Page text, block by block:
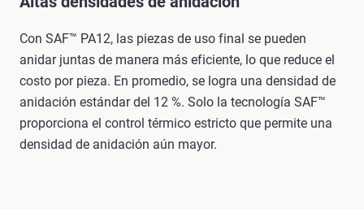
Con SAF™ PA12, las piezas de uso final se pueden
anidar juntas de manera más eficiente, lo que reduce el
costo por pieza. En promedio, se logra una densidad de
anidación estándar del 12 %. Solo la tecnología SAF™
proporciona el control térmico estricto que permite una
densidad de anidación aún mayor.